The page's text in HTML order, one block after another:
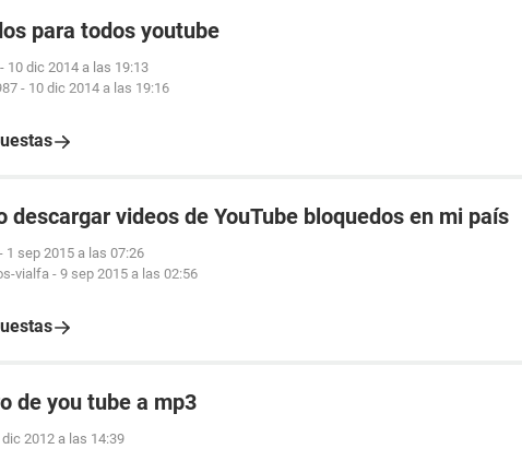
para todos youtube
- 10 dic 2014 a las 19:13
- 10 dic 2014 a las 19:16
descargar videos de YouTube bloquedos en mi país
- 1 sep 2015 a las 07:26
vialfa- 9 sep 2015 a las 02:56
de you tube a mp3
dic 2012 a las 14:39